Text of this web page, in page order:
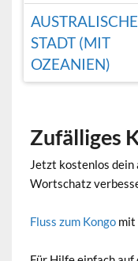
AUSTRALISCHE
STADT (MIT
OZEANIEN)
Zufälliges
Jetzt kostenlos
Wortschatz
Fluss zum Kongo mit